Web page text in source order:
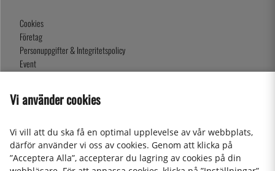
Cookies
Företag
Personuppgifter & Integritetspolicy
Event
Presentkort
Vi använder cookies
Vi vill att du ska få en optimal upplevelse av vår webbplats,
därför använder vi oss av cookies. Genom att klicka på
”Acceptera Alla”, accepterar du lagring av cookies på din